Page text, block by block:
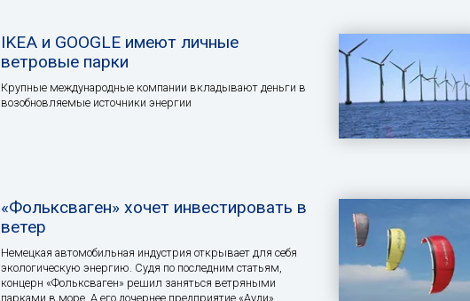
IKEA и GOOGLE имеют личные
ветровые парки
Крупные международные компании вкладывают деньги в
возобновляемые источники энергии
«Фольксваген» хочет инвестировать в
ветер
Немецкая автомобильная индустрия открывает для себя
экологическую энергию. Судя по последним статьям,
концерн «Фольксваген» решил заняться ветряными
парками в море. А его дочернее предприятие «Ауди»